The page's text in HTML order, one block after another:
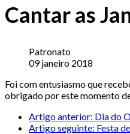
Cantar as
Patronato
09 janeiro 2018
Foi com entusiasmo que
obrigado por este momento
Artigo anterior: Dia do
Artigo seguinte: Festa